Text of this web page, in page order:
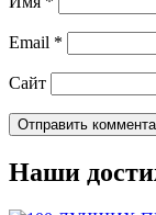
Email *
Сайт
Наши